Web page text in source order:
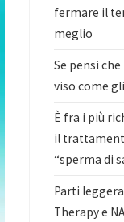
fermare il
meglio
Se pensi
viso come
È fra i più
il
“sperma di
Parti
Therapy e